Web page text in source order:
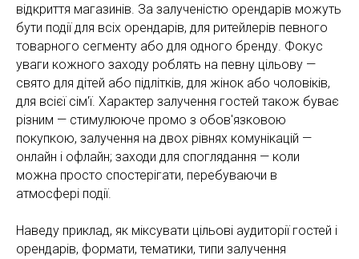
відкриття магазинів. За залученістю орендарів можуть
бути події для всіх орендарів, для ритейлерів певного
товарного сегменту або для одного бренду. Фокус
уваги кожного заходу роблять на певну цільову —
свято для дітей або підлітків, для жінок або чоловіків,
для всієї сім'ї. Характер залучення гостей також буває
різним — стимулююче промо з обов'язковою
покупкою, залучення на двох рівнях комунікацій —
онлайн і офлайн; заходи для споглядання — коли
можна просто спостерігати, перебуваючи в
атмосфері події.
Наведу приклад, як міксувати цільові аудиторії гостей і
орендарів, формати, тематики, типи залучення